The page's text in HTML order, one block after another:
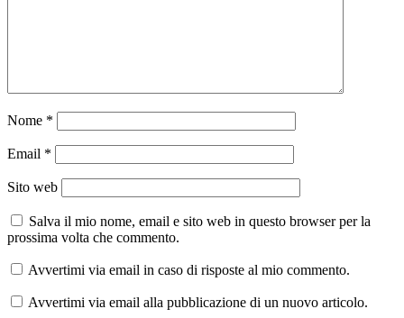
Nome *
Email *
Sito web
Salva il mio nome, email e sito web in questo browser per la
prossima volta che commento.
Avvertimi via email in caso di risposte al mio commento.
Avvertimi via email alla pubblicazione di un nuovo articolo.